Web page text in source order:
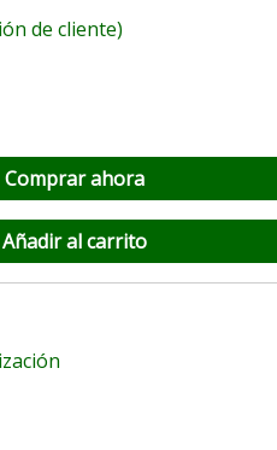
de cliente)
Comprar ahora
Añadir al carrito